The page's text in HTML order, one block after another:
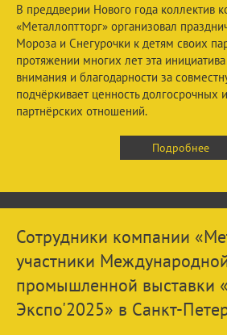
В преддверии Нового года коллектив
«Металлоптторг» организовал
Мороза и Снегурочки к детям своих
протяжении многих лет эта
внимания и благодарности за
подчёркивает ценность долгосрочных
партнёрских отношений.
Подробнее
Сотрудники компании
участники
промышленной выставки
Экспо'2025» в Санкт-